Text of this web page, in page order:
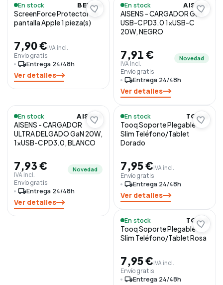
En stock BELKIN
ScreenForce Protector de
pantalla Apple 1 pieza(s)
7,90 €IVA incl.
Envío gratis
local_shippingEntrega 24/48h
Ver detalles
En stock AISENS
AISENS - CARGADOR GaN
USB-C PD3.0 1xUSB-C
20W, NEGRO
7,91 €
IVA incl.
Novedad
Envío gratis
local_shippingEntrega 24/48h
Ver detalles
En stock AISENS
AISENS - CARGADOR
ULTRA DELGADO GaN 20W,
1xUSB-C PD3.0, BLANCO
7,93 €
IVA incl.
Novedad
Envío gratis
local_shippingEntrega 24/48h
Ver detalles
En stock TOOQ
Tooq Soporte Plegable
Slim Teléfono/Tablet
Dorado
7,95 €IVA incl.
Envío gratis
local_shippingEntrega 24/48h
Ver detalles
En stock TOOQ
Tooq Soporte Plegable
Slim Teléfono/Tablet Rosa
7,95 €IVA incl.
Envío gratis
local_shippingEntrega 24/48h